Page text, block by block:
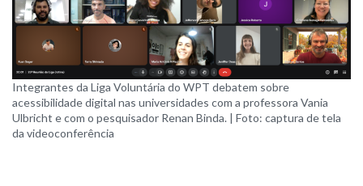
Integrantes da Liga Voluntária do WPT debatem sobre
acessibilidade digital nas universidades com a professora Vania
Ulbricht e com o pesquisador Renan Binda. | Foto: captura de tela
da videoconferência